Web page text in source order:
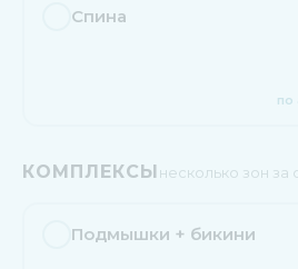
Спина
по
КОМПЛЕКСЫнесколько зон
Подмышки + бикини